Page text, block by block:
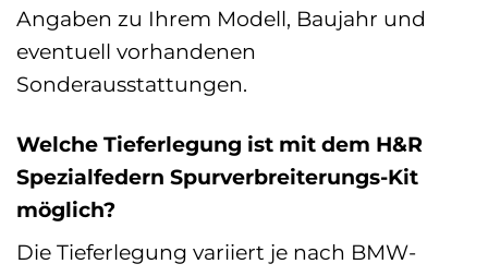
Angaben zu Ihrem Modell, Baujahr und
eventuell vorhandenen
Sonderausstattungen.
Welche Tieferlegung ist mit dem H&R
Spezialfedern Spurverbreiterungs-Kit
möglich?
Die Tieferlegung variiert je nach BMW-